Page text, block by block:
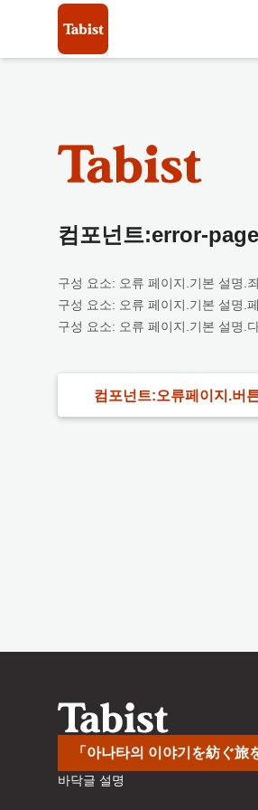
컴포넌트:error-
구성 요소: 오류 페이지.기본 설명.
구성 요소: 오류 페이지.기본 설명.
구성 요소: 오류 페이지.기본 설명.
컴포넌트:오류페이지.버
「아나타의 이야기を紡ぐ旅
바닥글 설명